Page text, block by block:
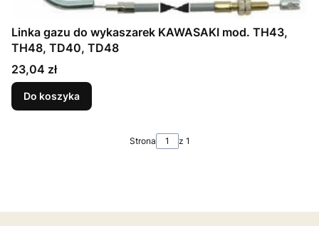
Linka gazu do wykaszarek KAWASAKI mod. TH43,
TH48, TD40, TD48
Cena
23,04 zł
Do koszyka
Strona z 1